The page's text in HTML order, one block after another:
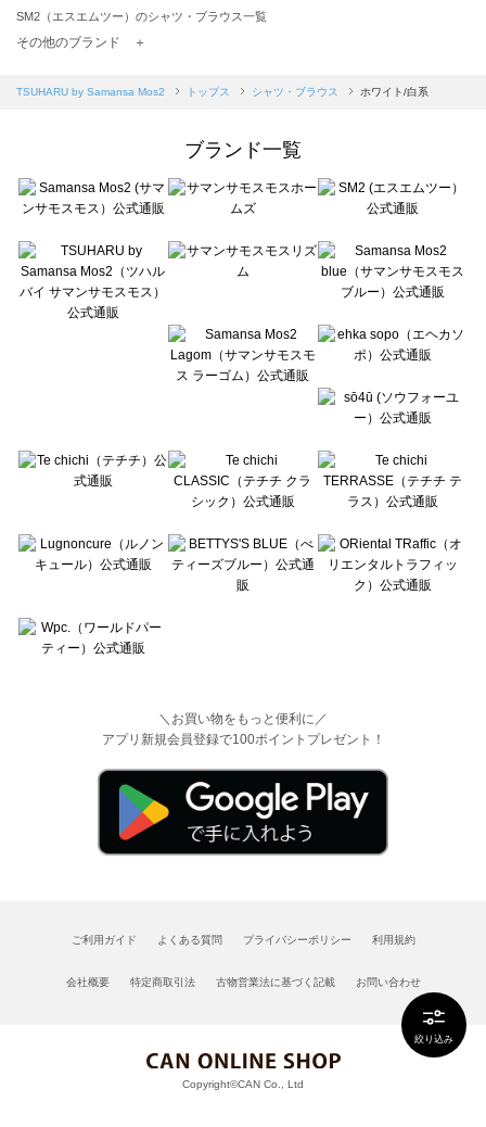
絞り込み
SM2（エスエムツー）のシャツ・ブラウス一覧
Samansa Mos2 blue（サマンサモスモス ブルー）のシャツ・ブラウス一覧
sō4ū（ソウフォーユー）のシャツ・ブラウス一覧
Te chichi（テチチ）のシャツ・ブラウス一覧
Te chichi CLASSIC（テチチ クラシック）のシャツ・ブラウス一覧
Lugnoncure（ルノンキュール）のシャツ・ブラウス一覧
BETTY'S BLUE（べティーズブルー）のシャツ・ブラウス一覧
Wpc.（ワールドパーティー）のシャツ・ブラウス一覧
その他のブランド ＋
TSUHARU by Samansa Mos2 トップス シャツ・ブラウス ホワイト/白系
ブランド一覧
＼お買い物をもっと便利に／
アプリ新規会員登録で100ポイントプレゼント！
ご利用ガイド よくある質問 プライバシーポリシー 利用規約
会社概要 特定商取引法 古物営業法に基づく記載 お問い合わせ
Copyright©CAN Co., Ltd